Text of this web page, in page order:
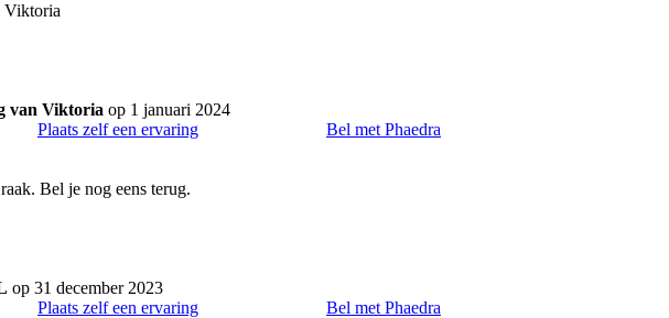
Viktoria
van Viktoria op 1 januari 2024
Plaats zelf een ervaring
Bel met Phaedra
Bel je nog eens terug.
op 31 december 2023
Plaats zelf een ervaring
Bel met Phaedra